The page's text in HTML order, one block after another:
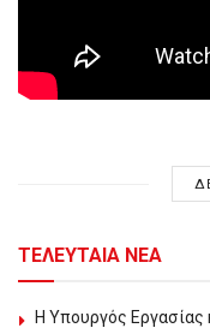
ΤΕΛΕΥΤΑΙΑ ΝΕΑ
Η Υπουργός Εργασίας